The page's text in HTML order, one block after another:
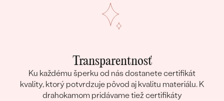
Transparentnosť
Ku každému šperku od nás dostanete certifikát
kvality, ktorý potvrdzuje pôvod aj kvalitu materiálu. K
drahokamom pridávame tiež certifikáty